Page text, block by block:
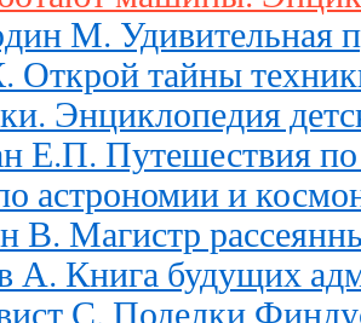
М. Удивительная
Открой тайны
Энциклопедия
Е.П. Путешествия
астрономии и
В. Магистр
А. Книга будущих
С. Поделки